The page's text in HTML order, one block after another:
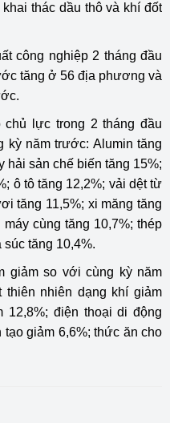
thác dầu thô và khí đốt
công nghiệp 2 tháng đầu
tăng ở 56 địa phương và
chủ lực trong 2 tháng đầu
kỳ năm trước: Alumin tăng
hải sản chế biến tăng 15%;
ô tô tăng 12,2%; vải dệt từ
tăng 11,5%; xi măng tăng
cùng tăng 10,7%; thép
tăng 10,4%.
giảm so với cùng kỳ năm
thiên nhiên dạng khí giảm
12,8%; điện thoại di động
giảm 6,6%; thức ăn cho